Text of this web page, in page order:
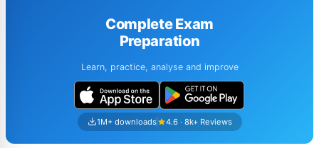
Complete Exam
Preparation
Learn, practice, analyse and improve
1M+ downloads 4.6 · 8k+ Reviews